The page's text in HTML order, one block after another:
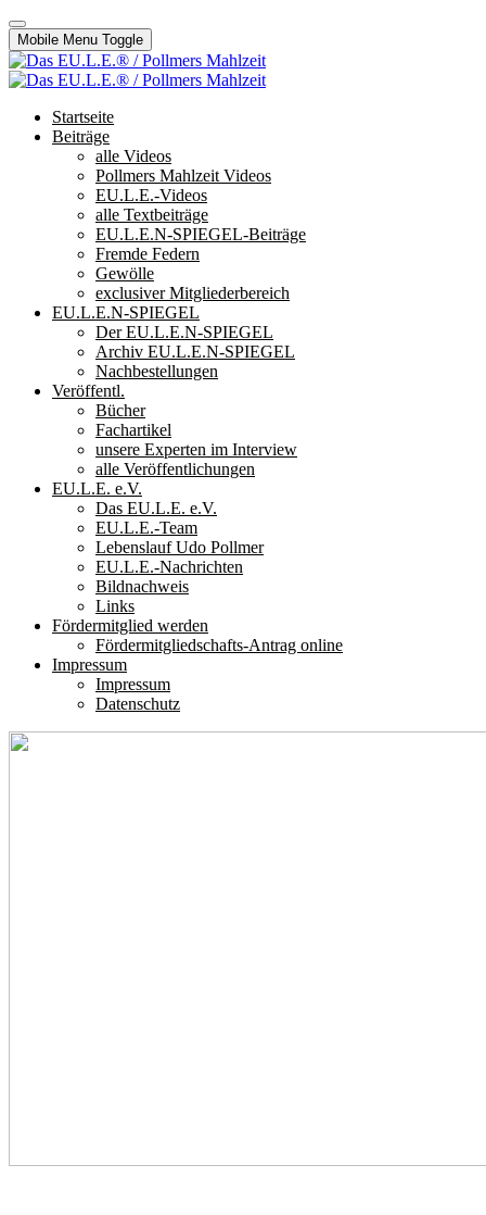
Mobile Menu Toggle
Startseite
Beiträge
alle Videos
Pollmers Mahlzeit Videos
EU.L.E.-Videos
alle Textbeiträge
EU.L.E.N-SPIEGEL-Beiträge
Fremde Federn
Gewölle
exclusiver Mitgliederbereich
EU.L.E.N-SPIEGEL
Der EU.L.E.N-SPIEGEL
Archiv EU.L.E.N-SPIEGEL
Nachbestellungen
Veröffentl.
Bücher
Fachartikel
unsere Experten im Interview
alle Veröffentlichungen
EU.L.E. e.V.
Das EU.L.E. e.V.
EU.L.E.-Team
Lebenslauf Udo Pollmer
EU.L.E.-Nachrichten
Bildnachweis
Links
Fördermitglied werden
Fördermitgliedschafts-Antrag online
Impressum
Impressum
Datenschutz